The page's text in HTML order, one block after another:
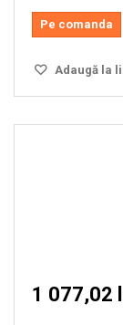
Pe comanda
Adaugă la
1 077,02